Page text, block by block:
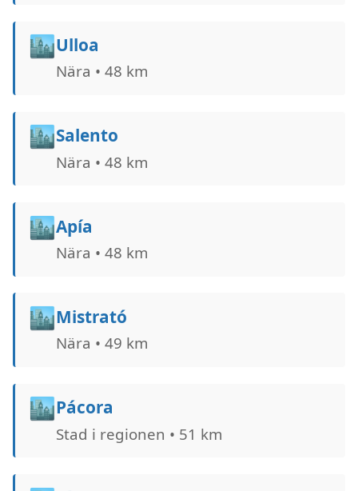
🏙️Ulloa
Nära • 48 km
🏙️Salento
Nära • 48 km
🏙️Apía
Nära • 48 km
🏙️Mistrató
Nära • 49 km
🏙️Pácora
Stad i regionen • 51 km